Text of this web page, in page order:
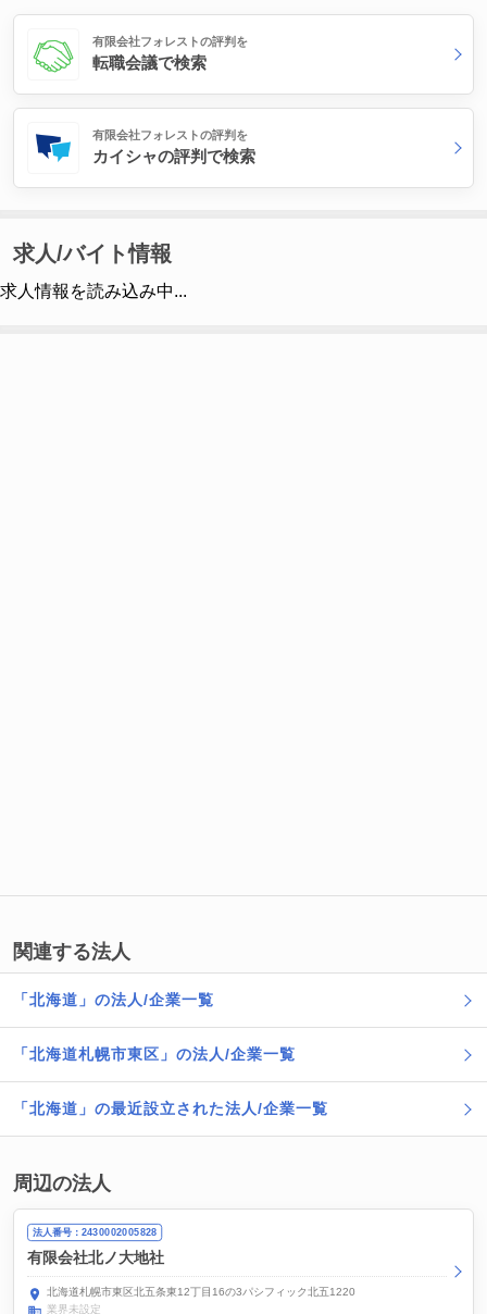
有限会社フォレストの評判を
転職会議で検索
有限会社フォレストの評判を
カイシャの評判で検索
求人/バイト情報
求人情報を読み込み中...
関連する法人
「北海道」の法人/企業一覧
「北海道札幌市東区」の法人/企業一覧
「北海道」の最近設立された法人/企業一覧
周辺の法人
法人番号：2430002005828
有限会社北ノ大地社
北海道札幌市東区北五条東12丁目16の3パシフィック北五1220
業界未設定